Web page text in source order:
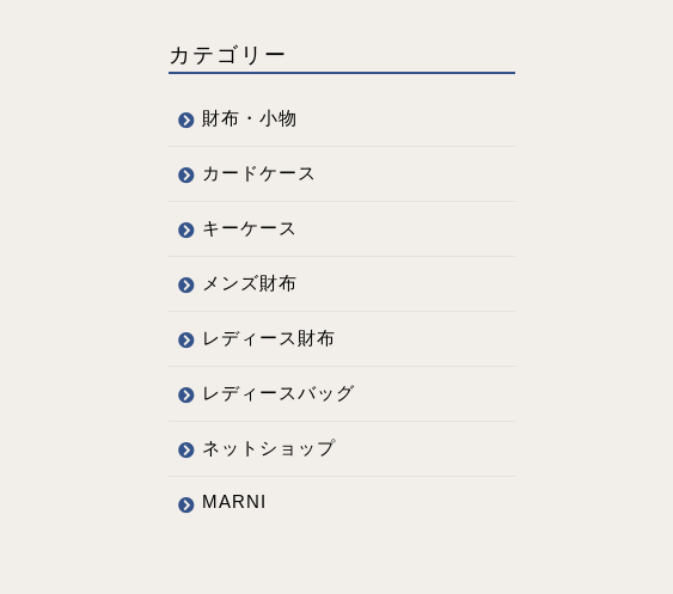
カテゴリー
財布・小物
カードケース
キーケース
メンズ財布
レディース財布
レディースバッグ
ネットショップ
MARNI